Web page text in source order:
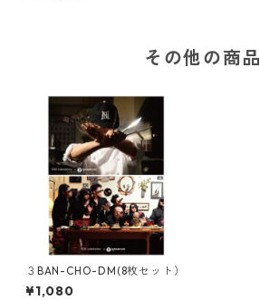
その他の商品
３BAN-CHO-DM(8枚セット）
¥1,080